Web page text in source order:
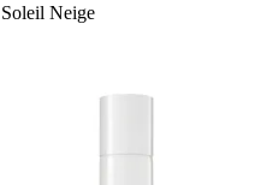
Soleil Neige